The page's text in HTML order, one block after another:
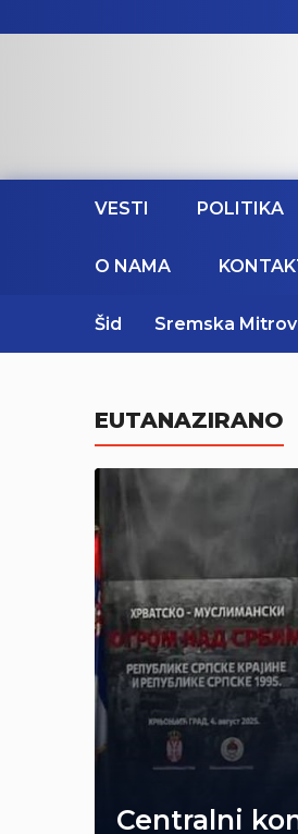
VESTI POLITIKA
O NAMA
Šid Sremska
EUTANAZIRANO
Centralni